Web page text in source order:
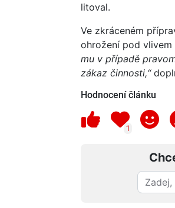
litoval.
Ve zkráceném
ohrožení pod
mu v případě
zákaz činnosti,“
Hodnocení článku
1